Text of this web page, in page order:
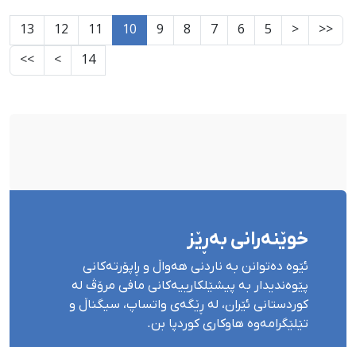
<<
<
5
6
7
8
9
10
11
12
13
14
>
>>
خوێنەرانی بەڕێز
ئێوە دەتوانن بە ناردنی هەواڵ و ڕاپۆرتەکانی
پێوەندیدار بە پیشێلکارییەکانی مافی مرۆڤ لە
کوردستانی ئێران، لە ڕێگەی واتساپ، سیگناڵ و
تێلێگرامەوە هاوکاری کوردپا بن.